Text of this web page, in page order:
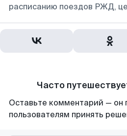
расписанию поездов РЖД,
Часто
Оставьте комментарий — он
пользователям принять